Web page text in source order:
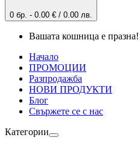
0 бр. - 0.00 € / 0.00 лв.
Вашата кошница е празна!
Начало
ПРОМОЦИИ
Разпродажба
НОВИ ПРОДУКТИ
Блог
Свържете се с нас
Категории